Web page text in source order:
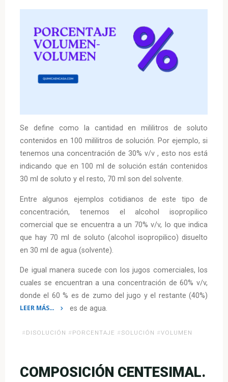
Se define como la cantidad en mililitros de soluto
contenidos en 100 mililitros de solución. Por ejemplo, si
tenemos una concentración de 30% v/v , esto nos está
indicando que en 100 ml de solución están contenidos
30 ml de soluto y el resto, 70 ml son del solvente.
Entre algunos ejemplos cotidianos de este tipo de
concentración, tenemos el alcohol isopropilico
comercial que se encuentra a un 70% v/v, lo que indica
que hay 70 ml de soluto (alcohol isopropilico) disuelto
en 30 ml de agua (solvente).
De igual manera sucede con los jugos comerciales, los
cuales se encuentran a una concentración de 60% v/v,
donde el 60 % es de zumo del jugo y el restante (40%)
es de agua.
LEER MÁS…
volumen-
# DISOLUCIÓN # PORCENTAJE # SOLUCIÓN #VOLUMEN
COMPOSICIÓN CENTESIMAL.